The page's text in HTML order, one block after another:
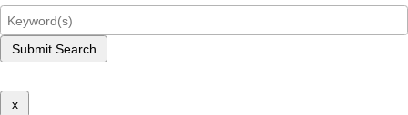
Submit Search
x